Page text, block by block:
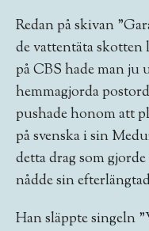
Redan på skivan
de vattentäta
på CBS hade man
hemmagjorda
pushade honom att
på svenska i sin
detta drag som
nådde sin
Han släppte singeln